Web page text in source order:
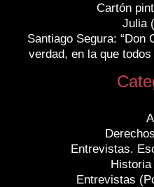
Cartón
Julia
Santiago Segura: “Don
verdad, en la que
Entrevistas.
Historia
Entrevistas